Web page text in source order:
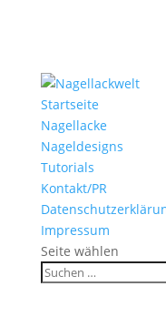
Startseite
Nagellacke
Nageldesigns
Tutorials
Kontakt/PR
Impressum
Seite wählen